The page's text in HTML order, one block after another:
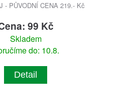
- PŮVODNÍ CENA 219.- Kč
99 Kč
Skladem
do: 10.8.
Detail